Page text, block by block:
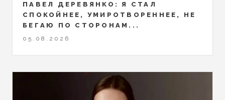
ПАВЕЛ ДЕРЕВЯНКО: Я СТАЛ
СПОКОЙНЕЕ, УМИРОТВОРЕННЕЕ, НЕ
БЕГАЮ ПО СТОРОНАМ...
05.08.2026